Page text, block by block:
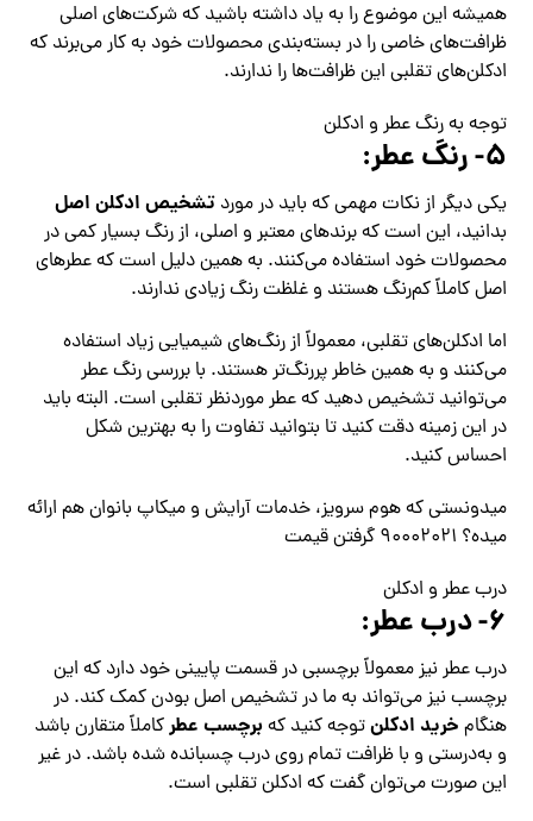
همیشه این موضوع را به یاد داشته باشید که شرکت‌های اصلی
ظرافت‌های خاصی را در بسته‌بندی محصولات خود به کار می‌برند که
ادکلن‌های تقلبی این ظرافت‌ها را ندارند.
توجه به رنگ عطر و ادکلن
۵- رنگ عطر:
یکی دیگر از نکات مهمی که باید در موردتشخیص ادکلن اصل
بدانید، این است که برندهای معتبر و اصلی، از رنگ بسیار کمی در
محصولات خود استفاده می‌کنند. به همین دلیل است که عطرهای
اصل کاملاً کم‌رنگ هستند و غلظت رنگ زیادی ندارند.
اما ادکلن‌های تقلبی، معمولاً از رنگ‌های شیمیایی زیاد استفاده
می‌کنند و به همین خاطر پررنگ‌تر هستند. با بررسی رنگ عطر
می‌توانید تشخیص دهید که عطر موردنظر تقلبی است. البته باید
در این زمینه دقت کنید تا بتوانید تفاوت را به بهترین شکل
احساس کنید.
میدونستی که هوم سرویز، خدمات آرایش و میکاپ بانوان هم ارائه
میده؟ ۹۰۰۰۲۰۲۱ گرفتن قیمت
درب عطر و ادکلن
۶- درب عطر:
درب عطر نیز معمولاً برچسبی در قسمت پایینی خود دارد که این
برچسب نیز می‌تواند به ما در تشخیص اصل بودن کمک کند. در
هنگام خرید ادکلنتوجه کنید کهبرچسب عطرکاملاً متقارن باشد
و به‌درستی و با ظرافت تمام روی درب چسبانده شده باشد. در غیر
این صورت می‌توان گفت که ادکلن تقلبی است.